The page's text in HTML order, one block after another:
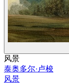
风景
泰奥多尔·卢梭
风景